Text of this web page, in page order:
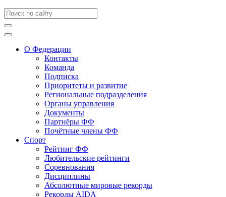
О Федерации
Контакты
Команда
Подписка
Приоритеты и развитие
Региональные подразделения
Органы управления
Документы
Партнёры ФФ
Почётные члены ФФ
Спорт
Рейтинг ФФ
Любительские рейтинги
Соревнования
Дисциплины
Абсолютные мировые рекорды
Рекорды AIDA